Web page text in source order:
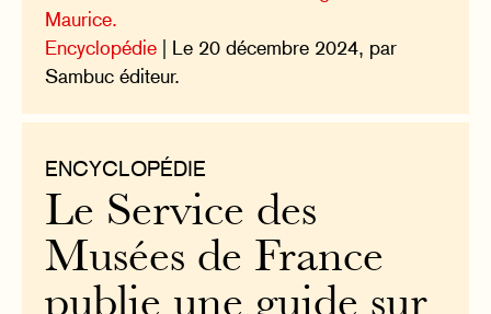
Maurice.
Encyclopédie | Le 20 décembre 2024, par
Sambuc éditeur.
ENCYCLOPÉDIE
Le Service des
Musées de France